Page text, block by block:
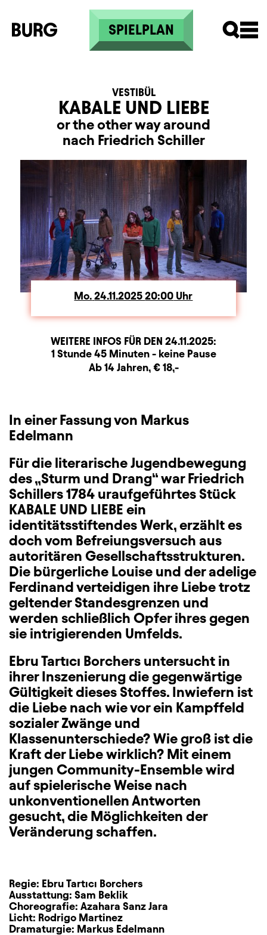
Direkt zum Inhalt
SPIELPLAN
KABALE UND LIEBE
VESTIBÜL
or the other way around
nach Friedrich Schiller
Mo. Montag
24.11.202520:00 Uhr
WEITERE INFOS FÜR DEN 24.11.2025:
BeschreibungInformation
Dauer und Pausen
1 Stunde 45 Minuten - keine Pause
ZusatzinformationAb 14 Jahren, € 18,-
In einer Fassung von Markus
Edelmann
Für die literarische Jugendbewegung
des „Sturm und Drang“ war Friedrich
Schillers 1784 uraufgeführtes Stück
KABALE UND LIEBE ein
identitätsstiftendes Werk, erzählt es
doch vom Befreiungsversuch aus
autoritären Gesellschaftsstrukturen.
Die bürgerliche Louise und der adelige
Ferdinand verteidigen ihre Liebe trotz
geltender Standesgrenzen und
werden schließlich Opfer ihres gegen
sie intrigierenden Umfelds.
Ebru Tartıcı Borchers untersucht in
ihrer Inszenierung die gegenwärtige
Gültigkeit dieses Stoffes. Inwiefern ist
die Liebe nach wie vor ein Kampffeld
sozialer Zwänge und
Klassenunterschiede? Wie groß ist die
Kraft der Liebe wirklich? Mit einem
jungen Community-Ensemble wird
auf spielerische Weise nach
unkonventionellen Antworten
gesucht, die Möglichkeiten der
Veränderung schaffen.
Regie: Ebru Tartıcı Borchers
Ausstattung: Sam Beklik
Choreografie: Azahara Sanz Jara
Licht: Rodrigo Martinez
Dramaturgie: Markus Edelmann